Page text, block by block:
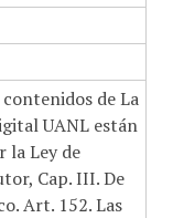
de La
UANL están
la Ley de
Cap. III. De
Art. 152. Las